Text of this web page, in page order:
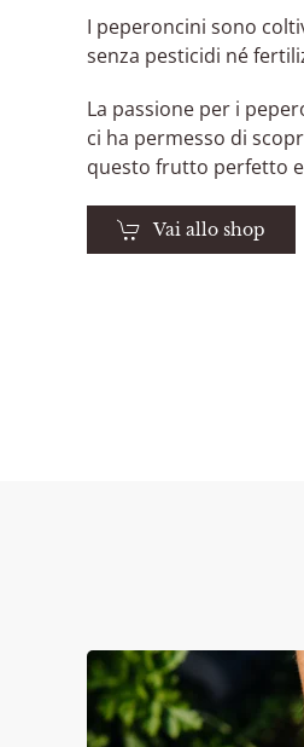
I peperoncini sono
senza pesticidi né
La passione per i
ci ha permesso di
questo frutto perfetto e
Vai allo shop